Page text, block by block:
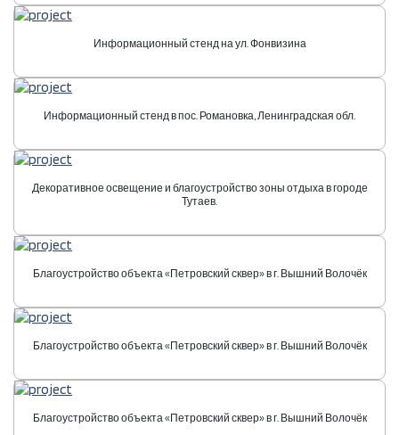
Информационный стенд на ул. Фонвизина
Информационный стенд в пос. Романовка, Ленинградская обл.
Декоративное освещение и благоустройство зоны отдыха в городе
Тутаев.
Благоустройство объекта «Петровский сквер» в г. Вышний Волочёк
Благоустройство объекта «Петровский сквер» в г. Вышний Волочёк
Благоустройство объекта «Петровский сквер» в г. Вышний Волочёк